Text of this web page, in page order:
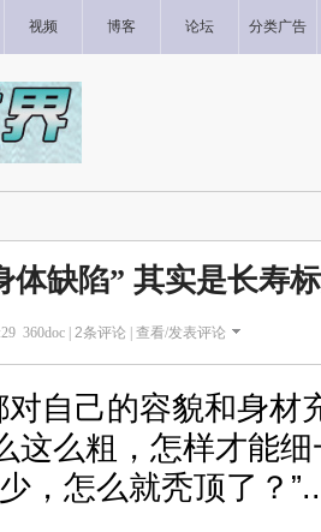
视频 博客 论坛 分类广告
体缺陷” 其实是长寿
360doc | 2条评论 | 查看/发表评论
自己的容貌和身材
这么粗，怎样才能细
，怎么就秃顶了？